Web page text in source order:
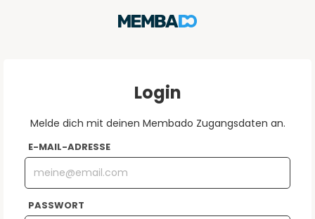
Login
Melde dich mit deinen Membado Zugangsdaten an.
E-MAIL-ADRESSE
PASSWORT